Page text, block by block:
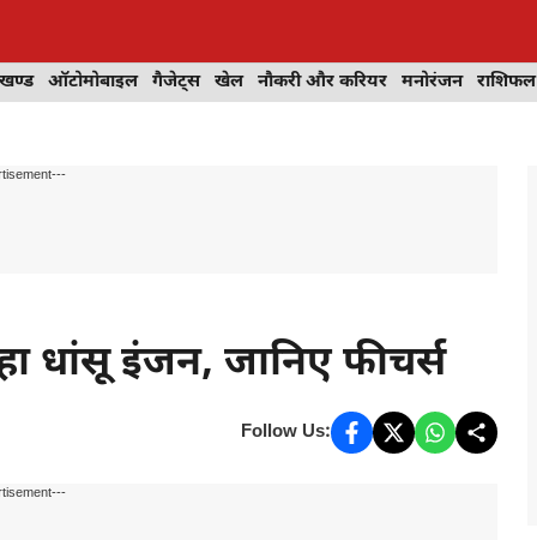
ऑटोमोबाइल गैजेट्स खेल नौकरी और करियर मनोरंजन राशिफल
धांसू इंजन, जानिए फीचर्स
Follow Us: